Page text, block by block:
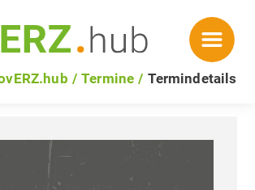
Termine Termindetails